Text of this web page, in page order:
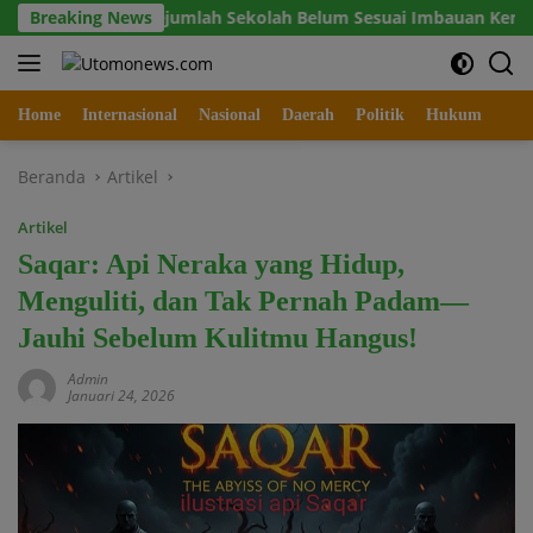
Langsung
ke
konten
Breaking News
Sekolah Belum Sesuai Imbauan Kemendikdasmen
Home Internasional Nasional Daerah Politik Hukum
Beranda Artikel
Artikel
Saqar: Api Neraka yang Hidup,
Menguliti, dan Tak Pernah Padam—
Jauhi Sebelum Kulitmu Hangus!
Admin
Januari 24, 2026